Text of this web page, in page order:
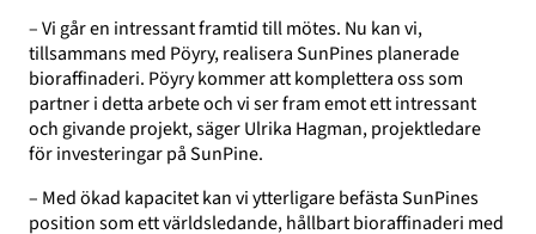
– Vi går en intressant framtid till mötes. Nu kan vi,
tillsammans med Pöyry, realisera SunPines planerade
bioraffinaderi. Pöyry kommer att komplettera oss som
partner i detta arbete och vi ser fram emot ett intressant
och givande projekt, säger Ulrika Hagman, projektledare
för investeringar på SunPine.
– Med ökad kapacitet kan vi ytterligare befästa SunPines
position som ett världsledande, hållbart bioraffinaderi med